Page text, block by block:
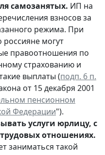
самозанятых. ИП на
взносов за
режима. При
могут
правоотношения по
страхованию и
выплаты (подп. 6 п.
от 15 декабря 2001
пенсионном
Федерации").
услуги юрлицу, с
отношениях.
заниматься такой